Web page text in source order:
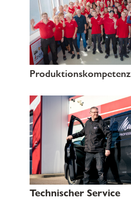
Produktionskompetenz
Technischer Service